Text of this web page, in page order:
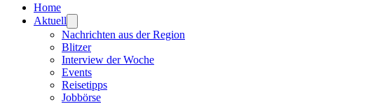
Home
Aktuell
Nachrichten aus der Region
Blitzer
Interview der Woche
Events
Reisetipps
Jobbörse